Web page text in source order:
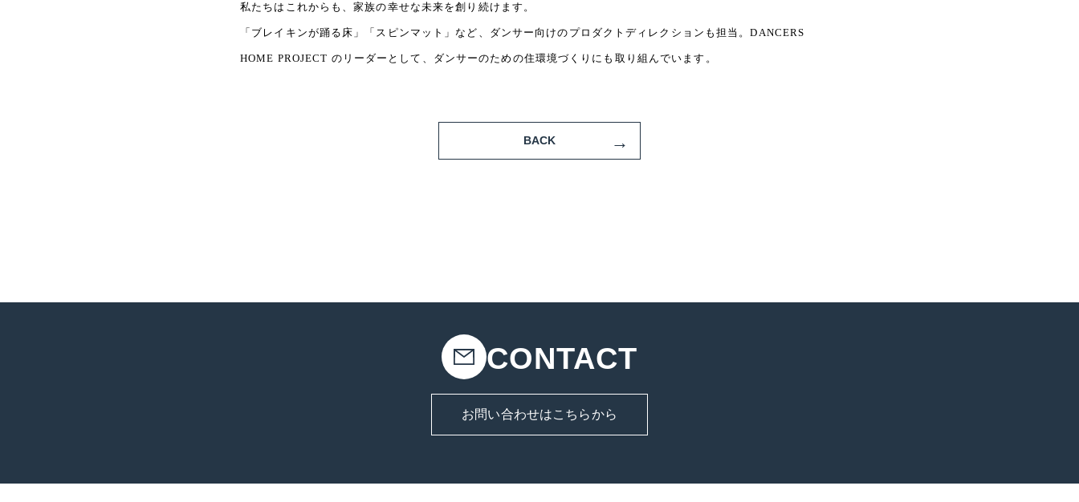
私たちはこれからも、家族の幸せな未来を創り続けます。
「ブレイキンが踊る床」「スピンマット」など、ダンサー向けのプロダクトディレクションも担当。DANCERS
HOME PROJECT のリーダーとして、ダンサーのための住環境づくりにも取り組んでいます。
BACK
CONTACT
お問い合わせはこちらから